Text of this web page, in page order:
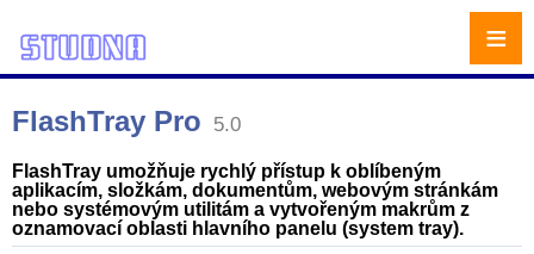
FlashTray Pro 5.0
FlashTray umožňuje rychlý přístup k oblíbeným
aplikacím, složkám, dokumentům, webovým stránkám
nebo systémovým utilitám a vytvořeným makrům z
oznamovací oblasti hlavního panelu (system tray).
≡